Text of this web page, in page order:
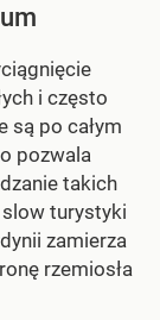
i często
są po całym
pozwala
takich
turystyki
zamierza
rzemiosła